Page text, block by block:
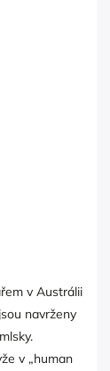
v Austrálii
navrženy
v „human